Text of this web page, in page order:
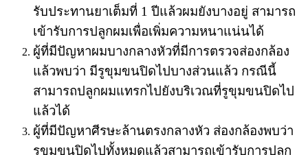
รับประทานยาเต็มที่ 1 ปีแล้วผมยังบางอยู่ สามารถ
เข้ารับการปลูกผมเพื่อเพิ่มความหนาแน่นได้
ผู้ที่มีปัญหาผมบางกลางหัวที่มีการตรวจส่องกล้อง
แล้วพบว่า มีรูขุมขนปิดไปบางส่วนแล้ว กรณีนี้
สามารถปลูกผมแทรกไปยังบริเวณที่รูขุมขนปิดไป
แล้วได้
ผู้ที่มีปัญหาศีรษะล้านตรงกลางหัว ส่องกล้องพบว่า
รูขุมขนปิดไปทั้งหมดแล้วสามารถเข้ารับการปลูก